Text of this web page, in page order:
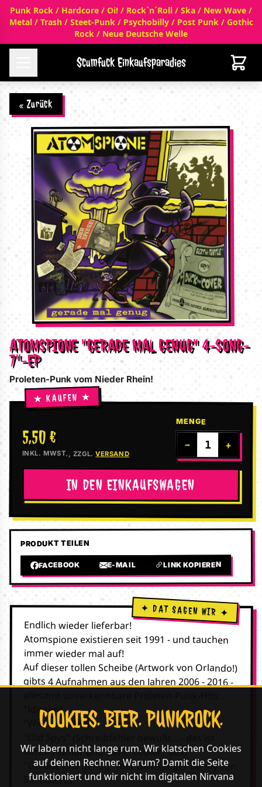
Punk Rock / Hardcore / Oi! / Rock`n´Roll / Ska / New Wave /
Metal / Trash / Steet-Punk / Psychobilly / Post Punk / Gothic
Rock / Neue Deutsche Welle
Scumfuck Einkaufsparadies
« Zurück
ATOMSPIONE "GERADE MAL GENUG" 4-SONG-
7"-EP
Proleten-Punk vom Nieder Rhein!
5,50 €
INKL. MWST., ZZGL.VERSAND
MENGE
− +
IN DEN EINKAUFSWAGEN
PRODUKT TEILEN
FACEBOOK E-MAIL LINK KOPIEREN
Endlich wieder lieferbar!
Atomspione existieren seit 1991 - und tauchen
immer wieder mal auf!
Auf dieser tollen Scheibe (Artwork von Orlando!)
gibts 4 Aufnahmen aus den Jahren 2006 - 2016 -
"Idioten"
"Wir sind allein"
deren Humor und sieht "cooler" aus)
"Gerade mal genug" (mit Gastsänger Benny von
SS Kalliert!)
COOKIES. BIER. PUNKROCK.
Wir labern nicht lange rum. Wir klatschen Cookies
auf deinen Rechner. Warum? Damit die Seite
funktioniert und wir nicht im digitalen Nirvana